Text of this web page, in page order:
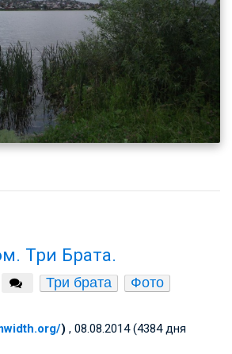
Три Брата.
Три брата
Фото
) , 08.08.2014 (4384 дня